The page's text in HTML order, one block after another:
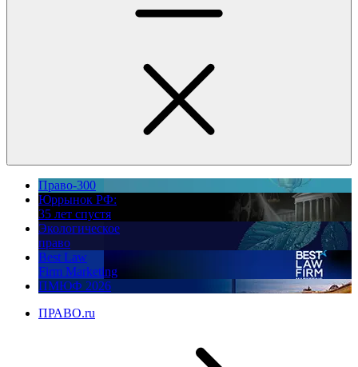
Право-300
Юррынок РФ:
35 лет спустя
Экологическое
право
Best Law
Firm Marketing
ПМЮФ 2026
ПРАВО.ru